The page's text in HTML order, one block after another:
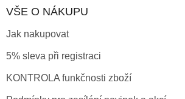
VŠE O NÁKUPU
Jak nakupovat
5% sleva při registraci
KONTROLA funkčnosti zboží